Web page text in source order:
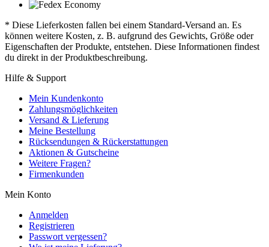
* Diese Lieferkosten fallen bei einem Standard-Versand an. Es
können weitere Kosten, z. B. aufgrund des Gewichts, Größe oder
Eigenschaften der Produkte, entstehen. Diese Informationen findest
du direkt in der Produktbeschreibung.
Hilfe & Support
Mein Kundenkonto
Zahlungsmöglichkeiten
Versand & Lieferung
Meine Bestellung
Rücksendungen & Rückerstattungen
Aktionen & Gutscheine
Weitere Fragen?
Firmenkunden
Mein Konto
Anmelden
Registrieren
Passwort vergessen?